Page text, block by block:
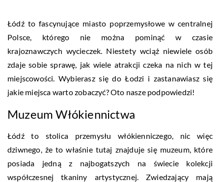
Łódź to fascynujące miasto poprzemysłowe w centralnej
Polsce, którego nie można pominąć w czasie
krajoznawczych wycieczek. Niestety wciąż niewiele osób
zdaje sobie sprawę, jak wiele atrakcji czeka na nich w tej
miejscowości. Wybierasz się do Łodzi i zastanawiasz się
jakie miejsca warto zobaczyć? Oto nasze podpowiedzi!
Muzeum Włókiennictwa
Łódź to stolica przemysłu włókienniczego, nic więc
dziwnego, że to właśnie tutaj znajduje się muzeum, które
posiada jedną z najbogatszych na świecie kolekcji
współczesnej tkaniny artystycznej. Zwiedzający mają